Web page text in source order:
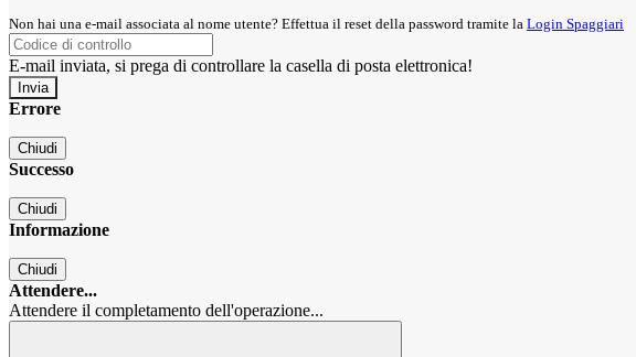
Non hai una e-mail associata al nome utente? Effettua il reset della password tramite la Login Spaggiari
E-mail inviata, si prega di controllare la casella di posta elettronica!
Errore
Chiudi
Successo
Chiudi
Informazione
Chiudi
Attendere...
Attendere il completamento dell'operazione...